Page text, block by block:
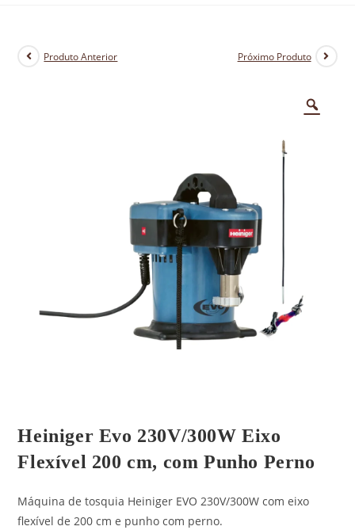
Produto Anterior Próximo Produto
Heiniger Evo 230V/300W Eixo
Flexível 200 cm, com Punho Perno
Máquina de tosquia Heiniger EVO 230V/300W com eixo
flexível de 200 cm e punho com perno.